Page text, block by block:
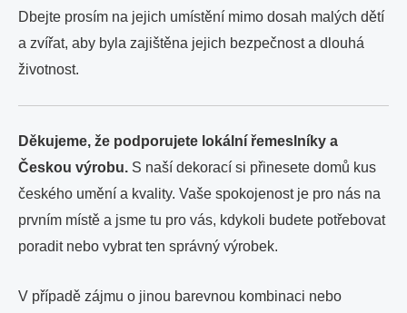
Dbejte prosím na jejich umístění mimo dosah malých dětí
a zvířat, aby byla zajištěna jejich bezpečnost a dlouhá
životnost.
Děkujeme, že podporujete lokální řemeslníky a
Českou výrobu. S naší dekorací si přinesete domů kus
českého umění a kvality. Vaše spokojenost je pro nás na
prvním místě a jsme tu pro vás, kdykoli budete potřebovat
poradit nebo vybrat ten správný výrobek.
V případě zájmu o jinou barevnou kombinaci nebo